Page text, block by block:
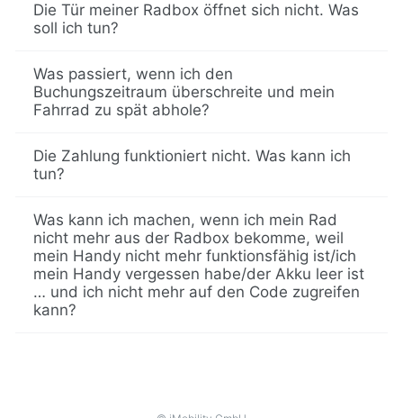
Die Tür meiner Radbox öffnet sich nicht. Was
soll ich tun?
Was passiert, wenn ich den
Buchungszeitraum überschreite und mein
Fahrrad zu spät abhole?
Die Zahlung funktioniert nicht. Was kann ich
tun?
Was kann ich machen, wenn ich mein Rad
nicht mehr aus der Radbox bekomme, weil
mein Handy nicht mehr funktionsfähig ist/ich
mein Handy vergessen habe/der Akku leer ist
… und ich nicht mehr auf den Code zugreifen
kann?